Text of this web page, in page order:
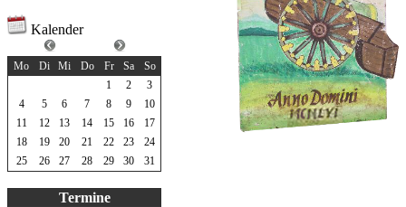
Kalender
Mo
Di Mi Do Fr Sa
So
1
2
3
4
5 6 7 8 9
10
11
12 13 14 15 16
17
18
19 20 21 22 23
24
25
26 27 28 29 30 31
Termine